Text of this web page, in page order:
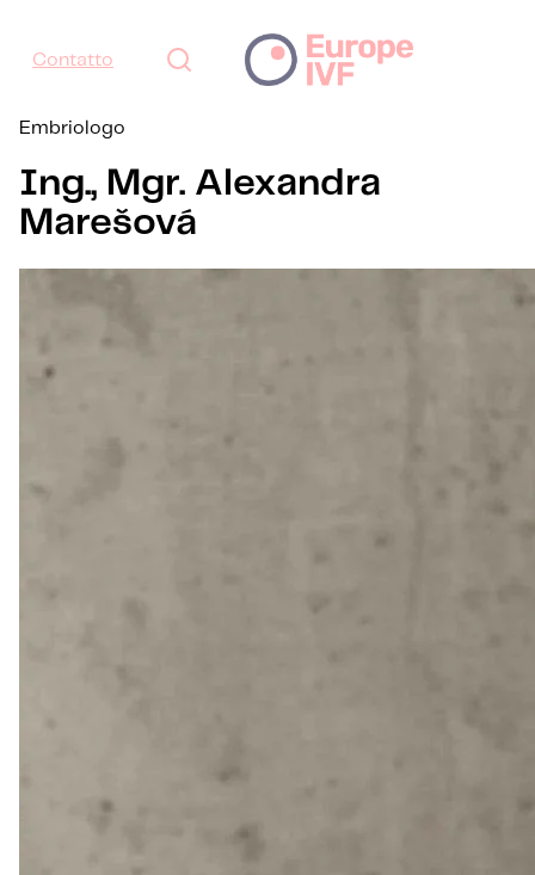
Contatto
Embriologo
Ing., Mgr. Alexandra
Marešová